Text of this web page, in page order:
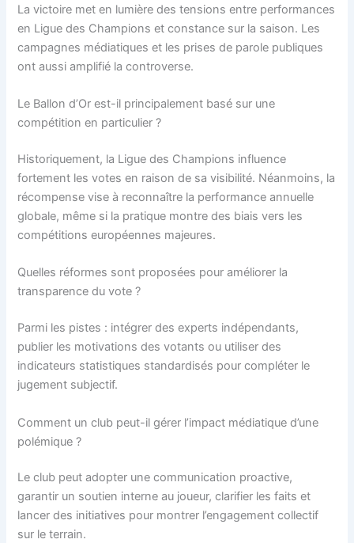
La victoire met en lumière des tensions entre performances
en Ligue des Champions et constance sur la saison. Les
campagnes médiatiques et les prises de parole publiques
ont aussi amplifié la controverse.
Le Ballon d’Or est-il principalement basé sur une
compétition en particulier ?
Historiquement, la Ligue des Champions influence
fortement les votes en raison de sa visibilité. Néanmoins, la
récompense vise à reconnaître la performance annuelle
globale, même si la pratique montre des biais vers les
compétitions européennes majeures.
Quelles réformes sont proposées pour améliorer la
transparence du vote ?
Parmi les pistes : intégrer des experts indépendants,
publier les motivations des votants ou utiliser des
indicateurs statistiques standardisés pour compléter le
jugement subjectif.
Comment un club peut-il gérer l’impact médiatique d’une
polémique ?
Le club peut adopter une communication proactive,
garantir un soutien interne au joueur, clarifier les faits et
lancer des initiatives pour montrer l’engagement collectif
sur le terrain.